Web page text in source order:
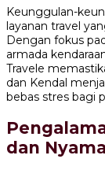
Keunggulan-
layanan travel
Dengan fokus
armada
Travele
dan Kendal
bebas stres bagi
dan